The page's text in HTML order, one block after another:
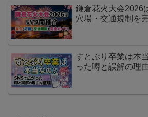
鎌倉花火大会2026
穴場・交通規制を
すとぷり卒業は本
った噂と誤解の理